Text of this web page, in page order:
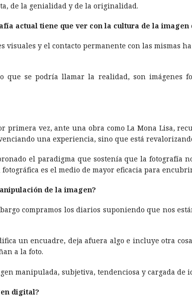
de la genialidad y de la originalidad.
actual tiene que ver con la cultura de la imagen
visuales y el contacto permanente con las mismas
que se podrí­a llamar la realidad, son imágenes
primera vez, ante una obra como La Mona Lisa,
una experiencia, sino que está
el paradigma que sostení­a que la fotografí­a
es el medio de mayor eficacia para
de la imagen?
compramos los diarios suponiendo que nos
un encuadre, deja afuera algo e incluye otra
a la foto.
manipulada, subjetiva, tendenciosa y cargada de
digital?